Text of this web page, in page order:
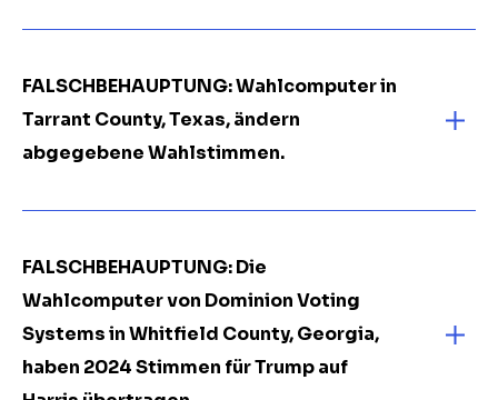
FALSCHBEHAUPTUNG: Wahlcomputer in
Tarrant County, Texas, ändern
abgegebene Wahlstimmen.
FALSCHBEHAUPTUNG: Die
Wahlcomputer von Dominion Voting
Systems in Whitfield County, Georgia,
haben 2024 Stimmen für Trump auf